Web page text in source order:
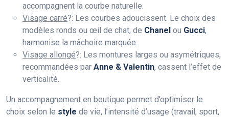
accompagnent la courbe naturelle.
Visage carré?: Les courbes adoucissent. Le choix des
modèles ronds ou œil de chat, de Chanel ou Gucci,
harmonise la mâchoire marquée.
Visage allongé?: Les montures larges ou asymétriques,
recommandées par Anne & Valentin, cassent l’effet de
verticalité.
Un accompagnement en boutique permet d’optimiser le
choix selon le style de vie, l’intensité d’usage (travail, sport,